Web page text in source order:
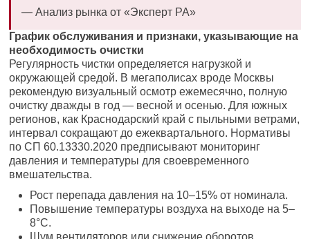
— Анализ рынка от «Эксперт РА»
График обслуживания и признаки, указывающие на
необходимость очистки
Регулярность чистки определяется нагрузкой и
окружающей средой. В мегаполисах вроде Москвы
рекомендую визуальный осмотр ежемесячно, полную
очистку дважды в год — весной и осенью. Для южных
регионов, как Краснодарский край с пыльными ветрами,
интервал сокращают до ежеквартального. Нормативы
по СП 60.13330.2020 предписывают мониторинг
давления и температуры для своевременного
вмешательства.
Рост перепада давления на 10–15% от номинала.
Повышение температуры воздуха на выходе на 5–
8°C.
Шум вентиляторов или снижение оборотов.